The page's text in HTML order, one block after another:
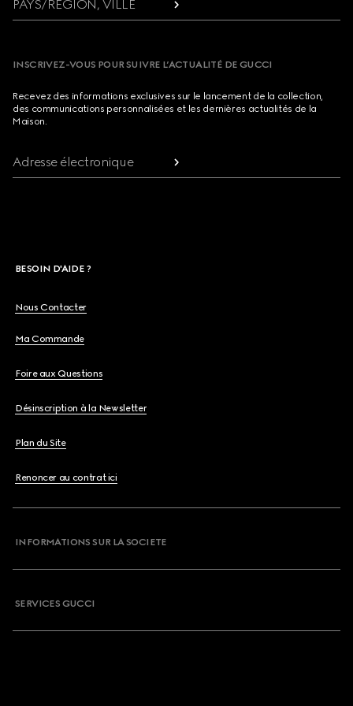
PAYS/RÉGION, VILLE
INSCRIVEZ-VOUS POUR SUIVRE L’ACTUALITÉ DE GUCCI
Recevez des informations exclusives sur le lancement de la collection,
des communications personnalisées et les dernières actualités de la
Maison.
Adresse électronique
BESOIN D'AIDE ?
Nous Contacter
Ma Commande
Foire aux Questions
Désinscription à la Newsletter
Plan du Site
Renoncer au contrat ici
INFORMATIONS SUR LA SOCIETE
SERVICES GUCCI